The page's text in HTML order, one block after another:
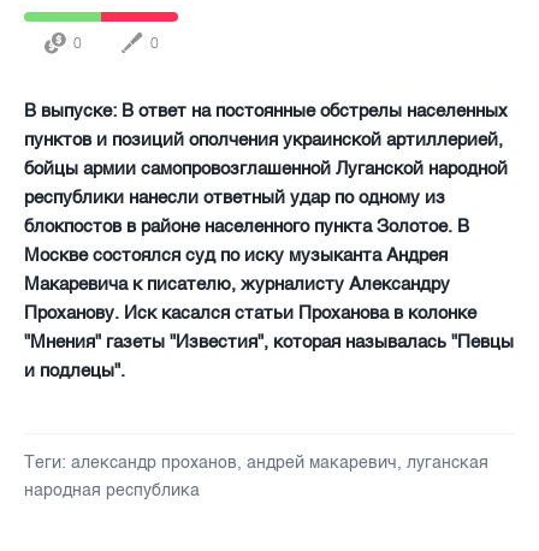
0 0
В выпуске: В ответ на постоянные обстрелы населенных
пунктов и позиций ополчения украинской артиллерией,
бойцы армии самопровозглашенной Луганской народной
республики нанесли ответный удар по одному из
блокпостов в районе населенного пункта Золотое. В
Москве состоялся суд по иску музыканта Андрея
Макаревича к писателю, журналисту Александру
Проханову. Иск касался статьи Проханова в колонке
"Мнения" газеты "Известия", которая называлась "Певцы
и подлецы".
Теги: александр проханов, андрей макаревич, луганская
народная республика